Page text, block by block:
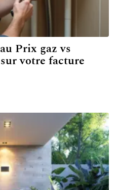
Prix gaz vs
votre facture